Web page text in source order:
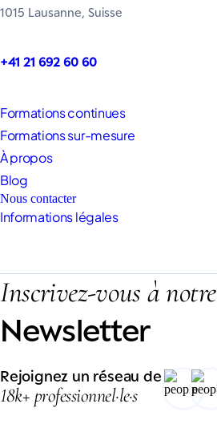
1015 Lausanne, Suisse
+41 21 692 60 60
Formations continues
Formations sur-mesure
À propos
Blog
Nous contacter
Informations légales
Inscrivez-vous à notre
Newsletter
Rejoignez un réseau de
18k+ professionnel·le·s